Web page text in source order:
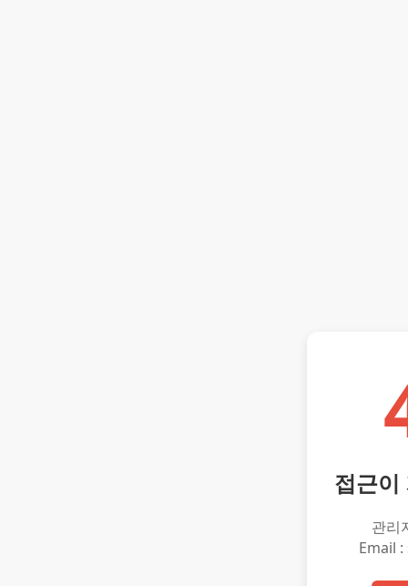
접근이
관리
Email